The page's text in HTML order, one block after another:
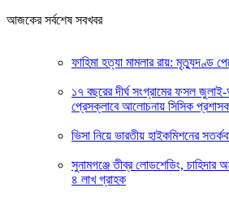
আজকের সর্বশেষ সবখবর
ফাহিমা হত্যা মামলার রায়: মৃত্যুদণ্ড
১৭ বছরের দীর্ঘ সংগ্রামের ফসল
প্রেসক্লাবে আলোচনায় সিসিক
ভিসা নিয়ে ভারতীয় হাইকমিশনের
সুনামগঞ্জে তীব্র লোডশেডিং, চাহিদার
৪ লাখ গ্রাহক